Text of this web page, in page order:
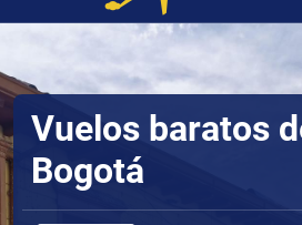
Vuelos baratos
Bogotá